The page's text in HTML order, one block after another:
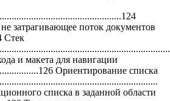
затрагивающее поток документов
Стек
и макета для навигации
Ориентирование списка
списка в заданной области